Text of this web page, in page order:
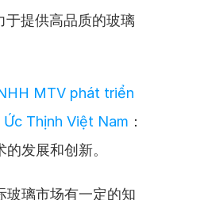
于提供高品质的玻璃
MTV phát triển
Thịnh Việt Nam ：
发展和创新。
玻璃市场有一定的知